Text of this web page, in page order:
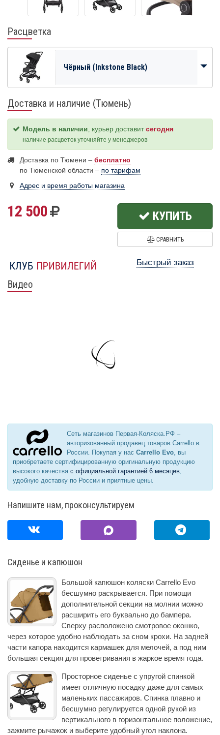
Расцветка
Чёрный (Inkstone Black)
Доставка и наличие (Тюмень)
Модель в наличии , курьер доставитсегодня
наличие расцветок уточняйте у менеджеров
Доставка по Тюмени – бесплатно
по Тюменской области – по тарифам
Адрес и время работы магазина
12 500 КУПИТЬ
СРАВНИТЬ
Быстрый заказ
Видео
Сеть магазинов Первая-Коляска.РФ –
авторизованный продавец товаров Carrello в
России. Покупая у нас Carrello Evo , вы
приобретаете сертифицированную оригинальную продукцию
высокого качества с официальной гарантией 6 месяцев
удобную доставку по России и приятные цены.
Напишите нам, проконсультируем
Сиденье и капюшон
Большой капюшон коляски Carrello Evo
бесшумно раскрывается. При помощи
дополнительной секции на молнии можно
расширить его буквально до бампера.
Сверху расположено смотровое окошко,
через которое удобно наблюдать за сном крохи. На задней
части капора находится кармашек для мелочей, а под ним
большая секция для проветривания в жаркое время года.
Просторное сиденье с упругой спинкой
имеет отличную посадку даже для самых
маленьких пассажиров. Спинка плавно и
бесшумно регулируется одной рукой из
вертикального в горизонтальное положение,
зажмите рычажок и выберите удобный угол наклона.